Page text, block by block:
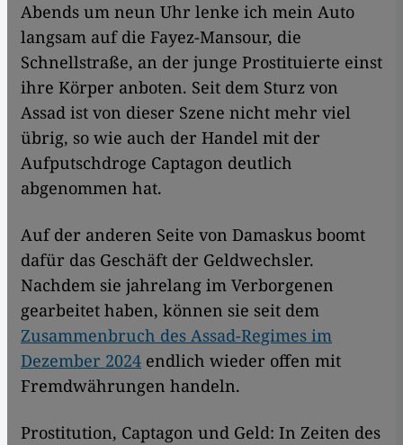
Abends um neun Uhr lenke ich mein Auto
langsam auf die Fayez-Mansour, die
Schnellstraße, an der junge Prostituierte einst
ihre Körper anboten. Seit dem Sturz von
Assad ist von dieser Szene nicht mehr viel
übrig, so wie auch der Handel mit der
Aufputschdroge Captagon deutlich
abgenommen hat.
Auf der anderen Seite von Damaskus boomt
dafür das Geschäft der Geldwechsler.
Nachdem sie jahrelang im Verborgenen
gearbeitet haben, können sie seit dem
Zusammenbruch des Assad-Regimes im
Dezember 2024 endlich wieder offen mit
Fremdwährungen handeln.
Prostitution, Captagon und Geld: In Zeiten des